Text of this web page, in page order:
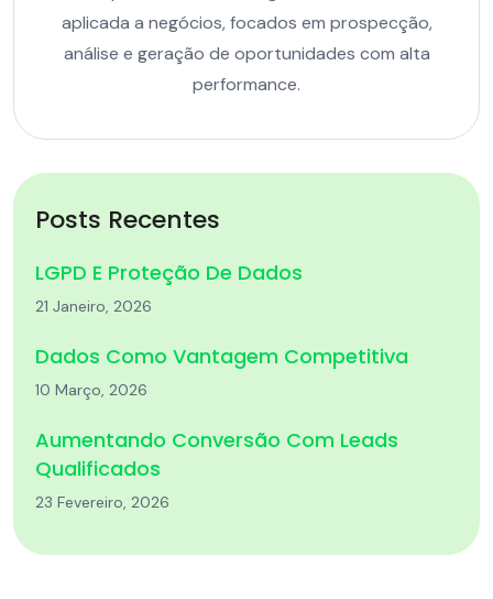
aplicada a negócios, focados em prospecção,
análise e geração de oportunidades com alta
performance.
Posts Recentes
LGPD E Proteção De Dados
21 Janeiro, 2026
Dados Como Vantagem Competitiva
10 Março, 2026
Aumentando Conversão Com Leads
Qualificados
23 Fevereiro, 2026